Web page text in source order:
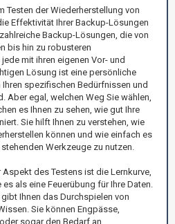
Testen der Wiederherstellung von
Effektivität Ihrer Backup-Lösungen
Backup-Lösungen, die von
bis hin zu robusteren
mit ihren eigenen Vor- und
Lösung ist eine persönliche
spezifischen Bedürfnissen und
Aber egal, welchen Weg Sie wählen,
es Ihnen zu sehen, wie gut Ihre
Sie hilft Ihnen zu verstehen, wie
können und wie einfach es
Werkzeuge zu nutzen.
des Testens ist die Lernkurve,
als eine Feuerübung für Ihre Daten.
Ihnen das Durchspielen von
Sie können Engpässe,
sogar den Bedarf an